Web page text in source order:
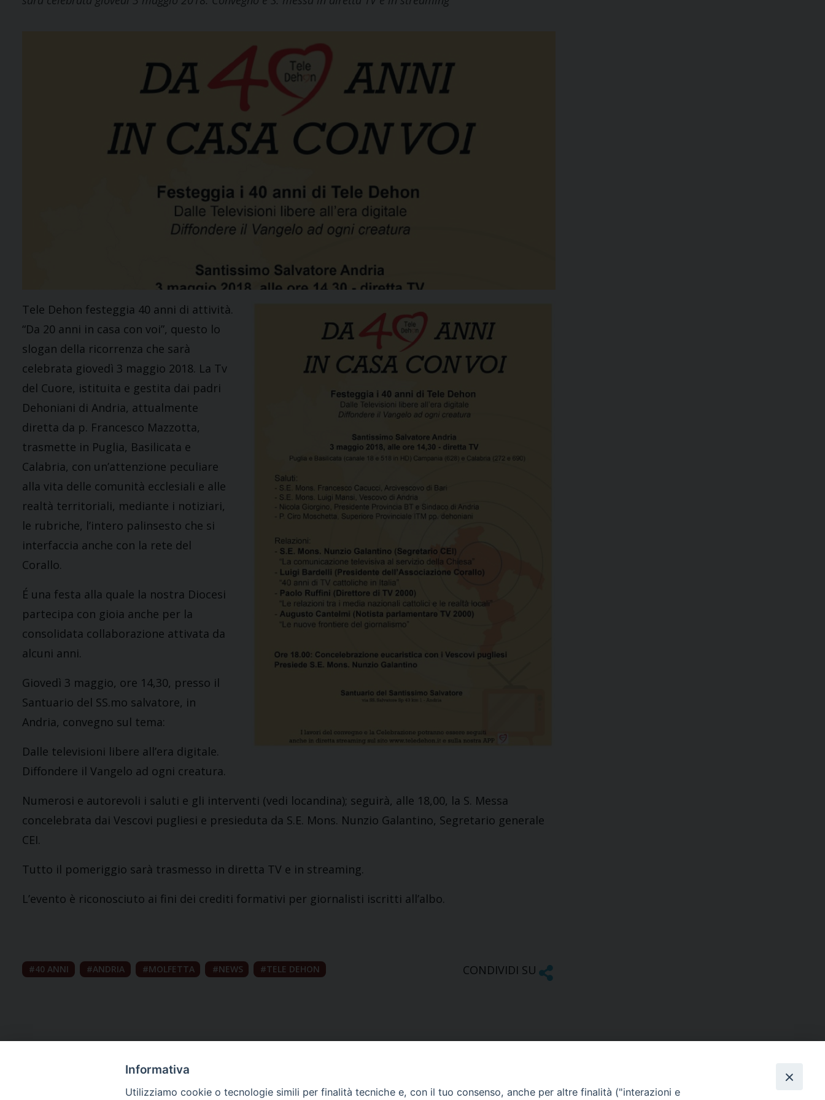
Tele Dehon festeggia 40 anni di attività.
“Da 20 anni in casa con voi”, questo lo
slogan della ricorrenza che sarà
celebrata giovedì 3 maggio 2018. La Tv
del Cuore, istituita e gestita dai padri
Dehoniani di Andria, attualmente
diretta da p. Francesco Mazzotta,
trasmette in Puglia, Basilicata e
Calabria, con un’attenzione peculiare
alla vita delle comunità ecclesiali e alle
realtà territoriali, mediante i notiziari,
le rubriche, l’intero palinsesto che si
interfaccia anche con la rete del
Corallo.
É una festa alla quale la nostra Diocesi
partecipa con gioia anche per la
consolidata collaborazione attivata da
alcuni anni.
Giovedì 3 maggio, ore 14,30, presso il
Santuario del SS.mo salvatore, in
Andria, convegno sul tema:
Dalle televisioni libere all’era digitale.
Diffondere il Vangelo ad ogni creatura.
Numerosi e autorevoli i saluti e gli interventi (vedi locandina); seguirà, alle 18,00, la S. Messa
concelebrata dai Vescovi pugliesi e presieduta da S.E. Mons. Nunzio Galantino, Segretario generale
CEI.
Tutto il pomeriggio sarà trasmesso in diretta TV e in streaming.
L’evento è riconosciuto ai fini dei crediti formativi per giornalisti iscritti all’albo.
40 ANNI ANDRIA MOLFETTA NEWS TELE DEHON CONDIVIDI SU
Informativa
Utilizziamo cookie o tecnologie simili per finalità tecniche e, con il tuo consenso, anche per altre finalità ("interazioni e